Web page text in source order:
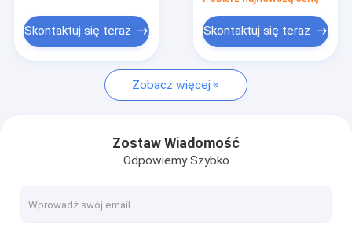
System śledzenia cylindrów
Maszyna do napełniania butli gazowych LPG
Skala napełniania butli
Skontaktuj się teraz Skontaktuj się teraz
Zobacz więcej
Zostaw Wiadomość
Odpowiemy Szybko